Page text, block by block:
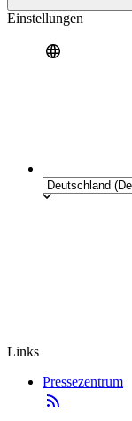
Einstellungen
Links
Pressezentrum